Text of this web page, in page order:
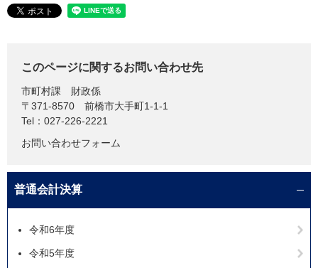
このページに関するお問い合わせ先
市町村課
財政係
〒371-8570
前橋市大手町1-1-1
Tel：027-226-2221
お問い合わせフォーム
普通会計決算
令和6年度
令和5年度